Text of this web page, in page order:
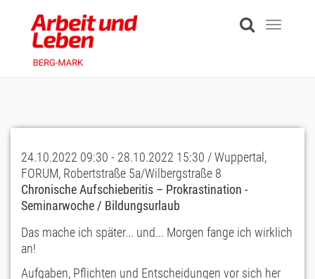
content
Toggle
24.10.2022 09:30 - 28.10.2022 15:30 / Wuppertal,
FORUM, Robertstraße 5a/Wilbergstraße 8
Chronische Aufschieberitis – Prokrastination -
Seminarwoche / Bildungsurlaub
Das mache ich später... und... Morgen fange ich wirklich
an!
Aufgaben, Pflichten und Entscheidungen vor sich her